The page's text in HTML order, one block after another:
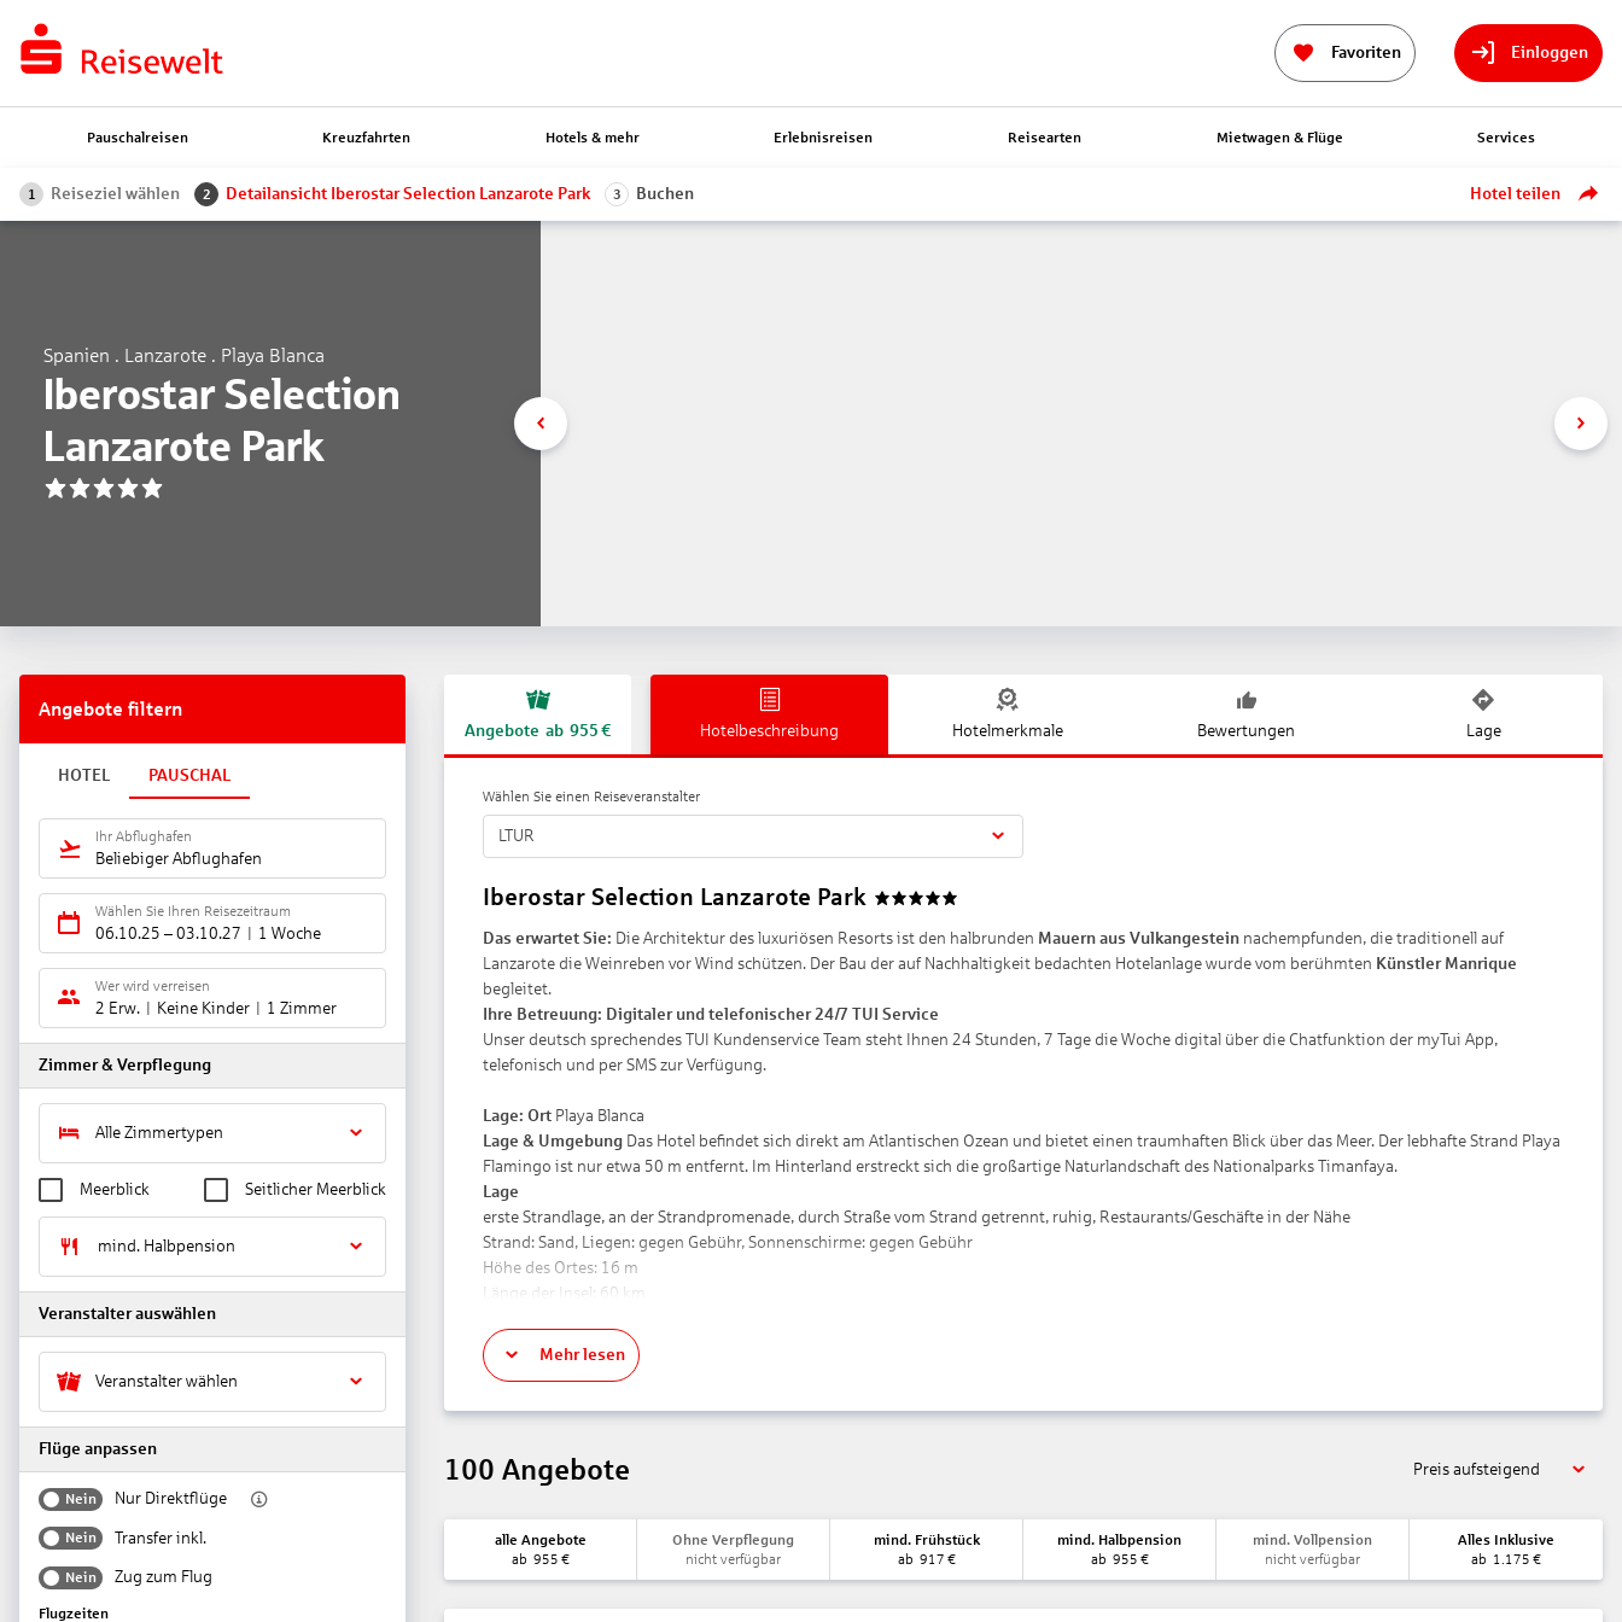
Favoriten Einloggen
Pauschalreisen Kreuzfahrten Hotels & mehr Erlebnisreisen Reisearten Mietwagen & Flüge Services
1 Reiseziel wählen 2 Detailansicht Iberostar Selection Lanzarote Park 3 Buchen Hotel teilen
Spanien . Lanzarote . Playa Blanca
Iberostar Selection
Lanzarote Park
5
Angebote ab 955 € Hotelbeschreibung Hotelmerkmale Bewertungen Lage
Wählen Sie einen Reiseveranstalter
LTUR
Iberostar Selection Lanzarote Park
Das erwartet Sie: Die Architektur des luxuriösen Resorts ist den halbrunden Mauern aus Vulkangestein nachempfunden, die traditionell auf
Lanzarote die Weinreben vor Wind schützen. Der Bau der auf Nachhaltigkeit bedachten Hotelanlage wurde vom berühmten Künstler Manrique
begleitet.
Ihre Betreuung: Digitaler und telefonischer 24/7 TUI Service
Unser deutsch sprechendes TUI Kundenservice Team steht Ihnen 24 Stunden, 7 Tage die Woche digital über die Chatfunktion der myTui App,
telefonisch und per SMS zur Verfügung.
Lage: Ort Playa Blanca
Lage & Umgebung Das Hotel befindet sich direkt am Atlantischen Ozean und bietet einen traumhaften Blick über das Meer. Der lebhafte Strand Playa
Flamingo ist nur etwa 50 m entfernt. Im Hinterland erstreckt sich die großartige Naturlandschaft des Nationalparks Timanfaya.
Lage
erste Strandlage, an der Strandpromenade, durch Straße vom Strand getrennt, ruhig, Restaurants/Geschäfte in der Nähe
Strand: Sand, Liegen: gegen Gebühr, Sonnenschirme: gegen Gebühr
Höhe des Ortes: 16 m
Länge der Insel: 60 km
Entfernungen:
Strand Flamingo ca. 50 m
Check-in Zeit ab 15:00 Uhr
Check-out Zeit bis 12:00 Uhr
Mehr lesen
100 Angebote Preis aufsteigend
alle Angebote
ab 955 €
Ohne Verpflegung
nicht verfügbar
mind. Frühstück
ab 917 €
mind. Halbpension
ab 955 €
mind. Vollpension
nicht verfügbar
Alles Inklusive
ab 1.175 €
Angebote filtern
HOTEL PAUSCHAL
Ihr Abflughafen
Beliebiger Abflughafen
Wählen Sie Ihren Reisezeitraum
06.10.25 – 03.10.27 1 Woche
Wer wird verreisen
2 Erw. Keine Kinder 1 Zimmer
Zimmer & Verpflegung
Alle Zimmertypen
Meerblick Seitlicher Meerblick
mind. Halbpension
Veranstalter auswählen
Veranstalter wählen
Flüge anpassen
Nein Nur Direktflüge
Nein Transfer inkl.
Nein Zug zum Flug
Flugzeiten